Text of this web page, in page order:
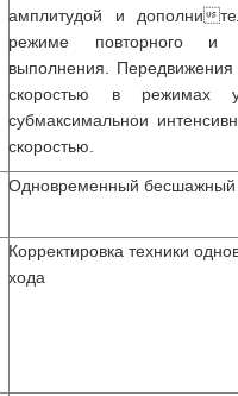
амплитудой и дополни
режиме повторного и
выполнения.
скоростью в режимах
субмаксимальнои
скоростью.
Одновременный бесшажный
Корректировка техники
хода